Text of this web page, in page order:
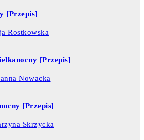
[Przepis]
Rostkowska
[Przepis]
Nowacka
[Przepis]
Skrzycka